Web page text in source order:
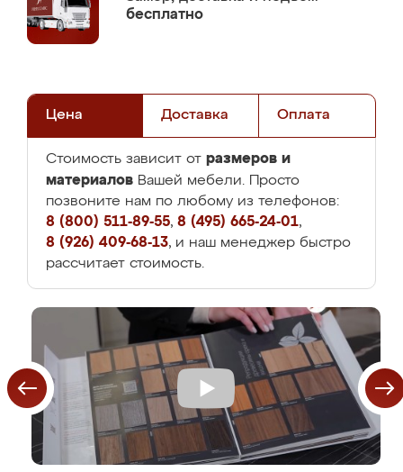
бесплатно
Цена Доставка Оплата
Стоимость зависит от размеров и
материалов Вашей мебели. Просто
позвоните нам по любому из телефонов:
8 (800) 511-89-55, 8 (495) 665-24-01,
8 (926) 409-68-13, и наш менеджер быстро
рассчитает стоимость.